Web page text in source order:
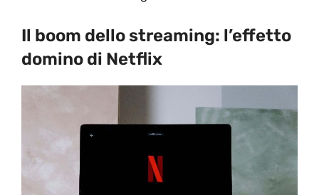
Il boom dello streaming: l’effetto
domino di Netflix